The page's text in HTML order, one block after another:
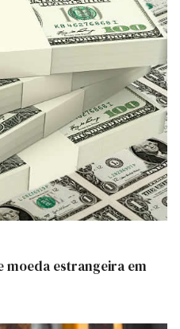
moeda estrangeira em